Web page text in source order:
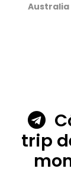
Australia
trip